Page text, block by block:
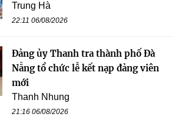
Trung Hà
22:11 06/08/2026
Đảng ủy Thanh tra thành phố Đà
Nẵng tổ chức lễ kết nạp đảng viên
mới
Thanh Nhung
21:16 06/08/2026